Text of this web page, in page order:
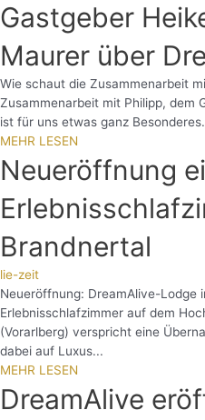
Gastgeber
Maurer über
Wie schaut die Zusammenarbeit
Zusammenarbeit mit Philipp, dem
ist für uns etwas ganz
MEHR LESEN
Neueröffnung
Brandnertal
lie-zeit
Neueröffnung: DreamAlive-Lodge
Erlebnisschlafzimmer auf dem
(Vorarlberg) verspricht eine
dabei auf Luxus...
MEHR LESEN
DreamAlive